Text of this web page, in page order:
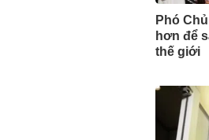
Phó
hơn để
thế giới